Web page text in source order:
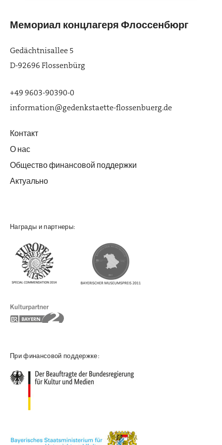
Мемориал концлагеря Флоссенбюрг
Gedächtnisallee 5
D-92696 Flossenbürg
+49 9603-90390-0
information@gedenkstaette-flossenbuerg.de
Контакт
О нас
Общество финансовой поддержки
Актуально
Награды и партнеры:
При финансовой поддержке: